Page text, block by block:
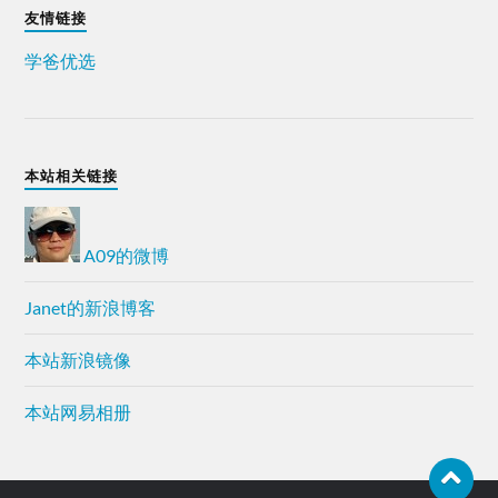
友情链接
学爸优选
本站相关链接
A09的微博
Janet的新浪博客
本站新浪镜像
本站网易相册